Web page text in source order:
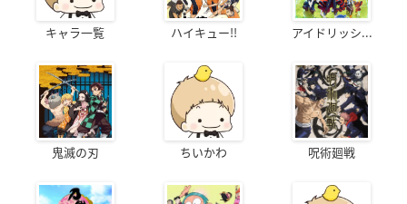
キャラ一覧 ハイキュー!! アイドリッシ...
鬼滅の刃 ちいかわ 呪術廻戦